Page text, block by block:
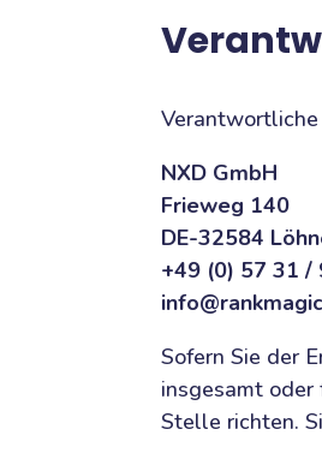
NXD GmbH
Frieweg 140
DE-32584
+49 (0) 57 31 /
Sofern Sie der
insgesamt
Stelle richten.